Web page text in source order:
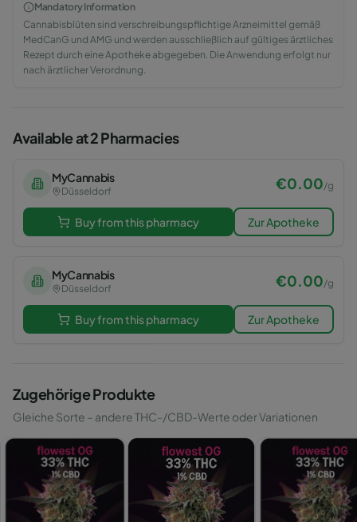
Mandatory Information
Cannabisblüten sind verschreibungspflichtige Arzneimittel gemäß
MedCanG und AMG und werden ausschließlich auf gültiges ärztliches
Rezept durch eine Apotheke abgegeben. Die Anwendung erfolgt nur
nach ärztlicher Verordnung.
Available at 2 Pharmacies
MyCannabis
Düsseldorf €0.00/g
Buy from this pharmacy Zur Apotheke
MyCannabis
Düsseldorf €0.00/g
Buy from this pharmacy Zur Apotheke
Zugehörige Produkte
Gleiche Sorte – andere THC-/CBD-Werte oder Variationen